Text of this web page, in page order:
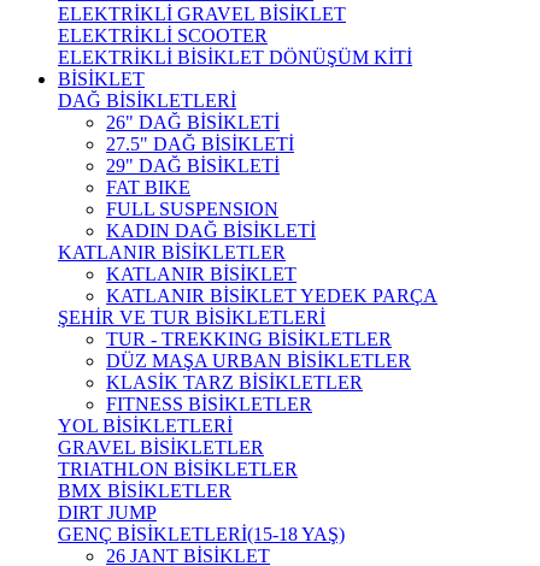
ELEKTRİKLİ GRAVEL BİSİKLET
ELEKTRİKLİ SCOOTER
ELEKTRİKLİ BİSİKLET DÖNÜŞÜM KİTİ
BİSİKLET
DAĞ BİSİKLETLERİ
26" DAĞ BİSİKLETİ
27.5" DAĞ BİSİKLETİ
29" DAĞ BİSİKLETİ
FAT BIKE
FULL SUSPENSION
KADIN DAĞ BİSİKLETİ
KATLANIR BİSİKLETLER
KATLANIR BİSİKLET
KATLANIR BİSİKLET YEDEK PARÇA
ŞEHİR VE TUR BİSİKLETLERİ
TUR - TREKKING BİSİKLETLER
DÜZ MAŞA URBAN BİSİKLETLER
KLASİK TARZ BİSİKLETLER
FITNESS BİSİKLETLER
YOL BİSİKLETLERİ
GRAVEL BİSİKLETLER
TRIATHLON BİSİKLETLER
BMX BİSİKLETLER
DIRT JUMP
GENÇ BİSİKLETLERİ(15-18 YAŞ)
26 JANT BİSİKLET